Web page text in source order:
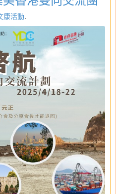
康活動.